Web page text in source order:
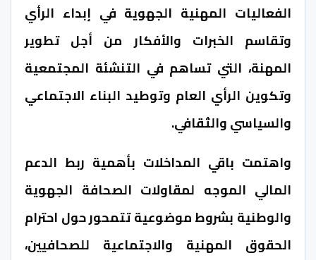
الفعاليات المهنية الجهوية في إبداء الرأي
وتقاسم الخبرات والأفكار من أجل تطوير
المهنة، التي تساهم في التنشئة المجتمعية
وتكوين الرأي العام وتوطيد البناء الاجتماعي
والسياسي والثقافي.
واهتمت باقي المداخلات بأهمية ربط الدعم
المالي الموجه لمقاولات الصحافة الجهوية
والوطنية بشروط موضوعية تتمحور حول احترام
الحقوق المهنية والاجتماعية للصحافيين،